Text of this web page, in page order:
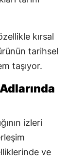
kırsal
tarihsel
taşıyor.
izleri
ve